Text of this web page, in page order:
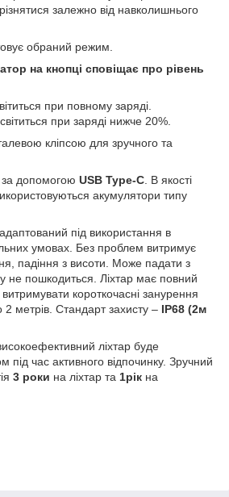
залежно від навколишнього
обраний режим.
на кнопці сповіщає про рівень
при повному заряді.
при заряді нижче 20%.
кліпсою для зручного та
допомогою USB Type-C . В якості
акумулятори типу
під використання в
умовах. Без проблем витримує
падіння з висоти. Може падати з
не пошкодиться. Ліхтар має повний
короткочасні занурення
2 метрів. Стандарт захисту – IP68 (2м
ліхтар буде
під час активного відпочинку. Зручний
3 роки на ліхтар та 1рік на